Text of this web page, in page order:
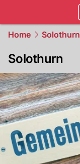
Home Solothurn
Solothurn